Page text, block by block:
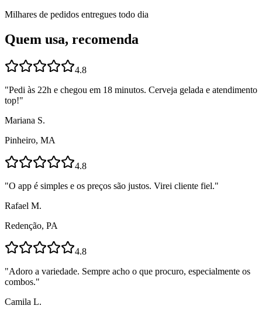
Milhares de pedidos entregues todo dia
Quem usa, recomenda
4.8
"Pedi às 22h e chegou em 18 minutos. Cerveja gelada e atendimento
top!"
Mariana S.
Pinheiro, MA
4.8
"O app é simples e os preços são justos. Virei cliente fiel."
Rafael M.
Redenção, PA
4.8
"Adoro a variedade. Sempre acho o que procuro, especialmente os
combos."
Camila L.